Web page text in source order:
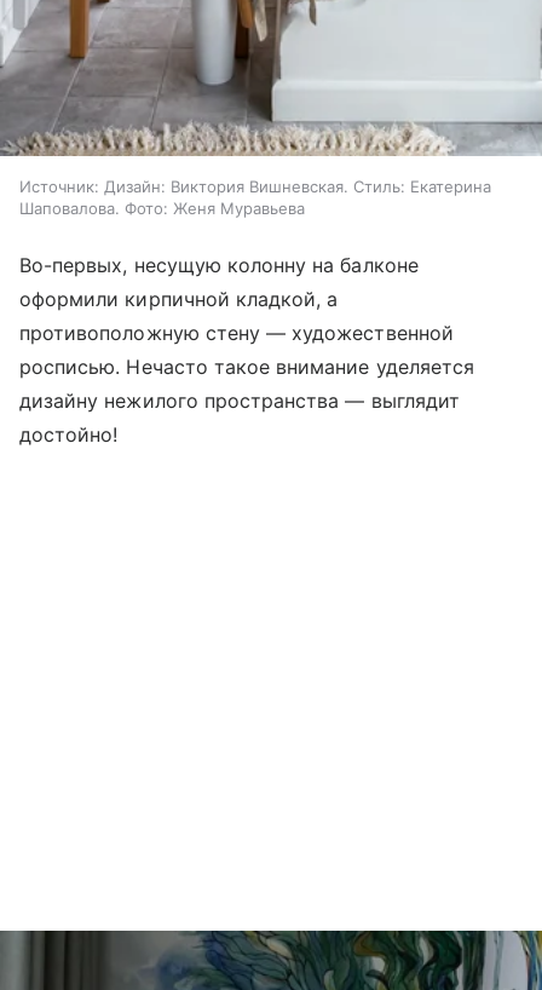
Источник: Дизайн: Виктория Вишневская. Стиль: Екатерина
Шаповалова. Фото: Женя Муравьева
Во-первых, несущую колонну на балконе
оформили кирпичной кладкой, а
противоположную стену — художественной
росписью. Нечасто такое внимание уделяется
дизайну нежилого пространства — выглядит
достойно!